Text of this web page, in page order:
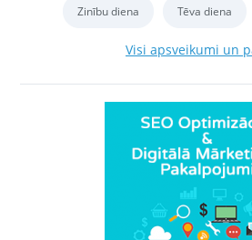
Zinību diena Tēva diena
Visi apsveikumi un